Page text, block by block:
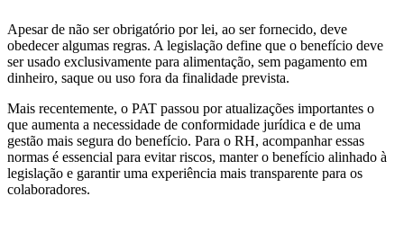
Apesar de não ser obrigatório por lei, ao ser fornecido, deve
obedecer algumas regras. A legislação define que o benefício deve
ser usado exclusivamente para alimentação, sem pagamento em
dinheiro, saque ou uso fora da finalidade prevista.
Mais recentemente, o PAT passou por atualizações importantes o
que aumenta a necessidade de conformidade jurídica e de uma
gestão mais segura do benefício. Para o RH, acompanhar essas
normas é essencial para evitar riscos, manter o benefício alinhado à
legislação e garantir uma experiência mais transparente para os
colaboradores.